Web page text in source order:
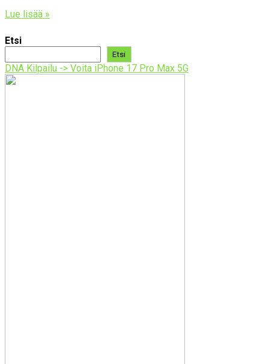
Lue lisää »
Etsi
Etsi
DNA Kilpailu -> Voita iPhone 17 Pro Max 5G